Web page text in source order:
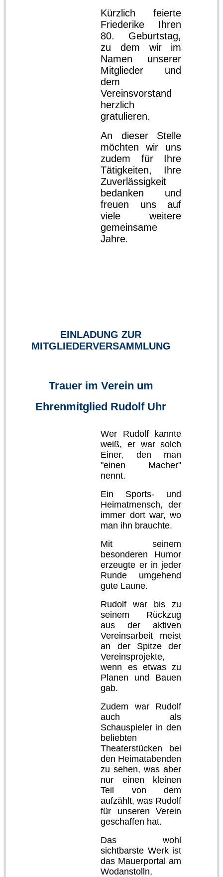
Kürzlich feierte
Friederike Ihren
80. Geburtstag,
zu dem wir im
Namen unserer
Mitglieder und
dem
Vereinsvorstand
herzlich
gratulieren.
An dieser Stelle
möchten wir uns
zudem für Ihre
Tätigkeiten, Ihre
Zuverlässigkeit
bedanken und
freuen uns auf
viele weitere
gemeinsame
Jahre.
EINLADUNG ZUR
MITGLIEDERVERSAMMLUNG
Trauer im Verein um
Ehrenmitglied Rudolf Uhr
Wer Rudolf kannte
weiß, er war solch
Einer, den man
"einen Macher"
nennt.
Ein Sports- und
Heimatmensch, der
immer dort war, wo
man ihn brauchte.
Mit seinem
besonderen Humor
erzeugte er in jeder
Runde umgehend
gute Laune.
Rudolf war bis zu
seinem Rückzug
aus der aktiven
Vereinsarbeit meist
an der Spitze der
Vereinsprojekte,
wenn es etwas zu
Planen und Bauen
gab.
Zudem war Rudolf
auch als
Schauspieler in den
beliebten
Theaterstücken bei
den Heimatabenden
zu sehen, was aber
nur einen kleinen
Teil von dem
aufzählt, was Rudolf
für unseren Verein
geschaffen hat.
Das wohl
sichtbarste Werk ist
das Mauerportal am
Wodanstolln,